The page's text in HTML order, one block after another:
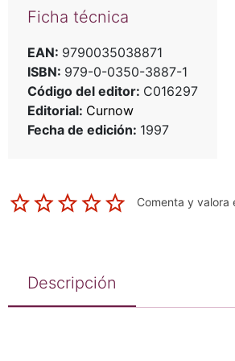
Ficha técnica
EAN: 9790035038871
ISBN: 979-0-0350-3887-1
Código del editor: C016297
Editorial: Curnow
Fecha de edición: 1997
Comenta y valora
Descripción